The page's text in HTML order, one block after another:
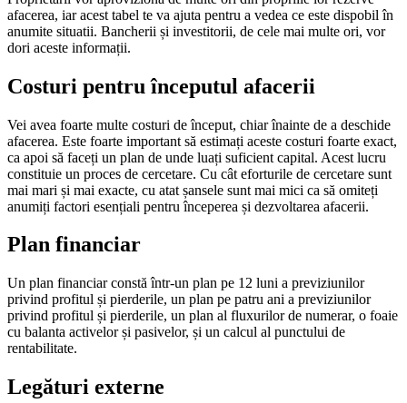
afacerea, iar acest tabel te va ajuta pentru a vedea ce este dispobil în
anumite situatii. Bancherii și investitorii, de cele mai multe ori, vor
dori aceste informații.
Costuri pentru începutul afacerii
Vei avea foarte multe costuri de început, chiar înainte de a deschide
afacerea. Este foarte important să estimați aceste costuri foarte exact,
ca apoi să faceți un plan de unde luați suficient capital. Acest lucru
constituie un proces de cercetare. Cu cât eforturile de cercetare sunt
mai mari și mai exacte, cu atat șansele sunt mai mici ca să omiteți
anumiți factori esențiali pentru începerea și dezvoltarea afacerii.
Plan financiar
Un plan financiar constă într-un plan pe 12 luni a previziunilor
privind profitul și pierderile, un plan pe patru ani a previziunilor
privind profitul și pierderile, un plan al fluxurilor de numerar, o foaie
cu balanta activelor și pasivelor, și un calcul al punctului de
rentabilitate.
Legături externe